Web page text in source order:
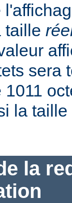
taille
sera
la
la